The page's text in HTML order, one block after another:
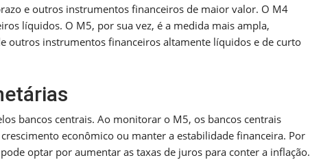
e outros instrumentos financeiros de maior valor. O M4
líquidos. O M5, por sua vez, é a medida mais ampla,
outros instrumentos financeiros altamente líquidos e de curto
bancos centrais. Ao monitorar o M5, os bancos centrais
econômico ou manter a estabilidade financeira. Por
optar por aumentar as taxas de juros para conter a inflação.